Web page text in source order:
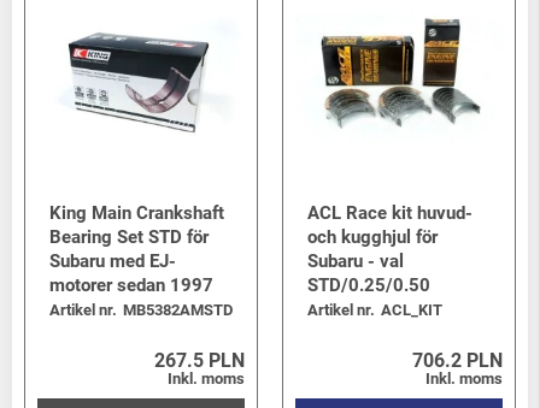
King Main Crankshaft
Bearing Set STD för
Subaru med EJ-
motorer sedan 1997
Artikel nr. MB5382AMSTD
267.5 PLN
Inkl. moms
ACL Race kit huvud-
och kugghjul för
Subaru - val
STD/0.25/0.50
Artikel nr. ACL_KIT
706.2 PLN
Inkl. moms